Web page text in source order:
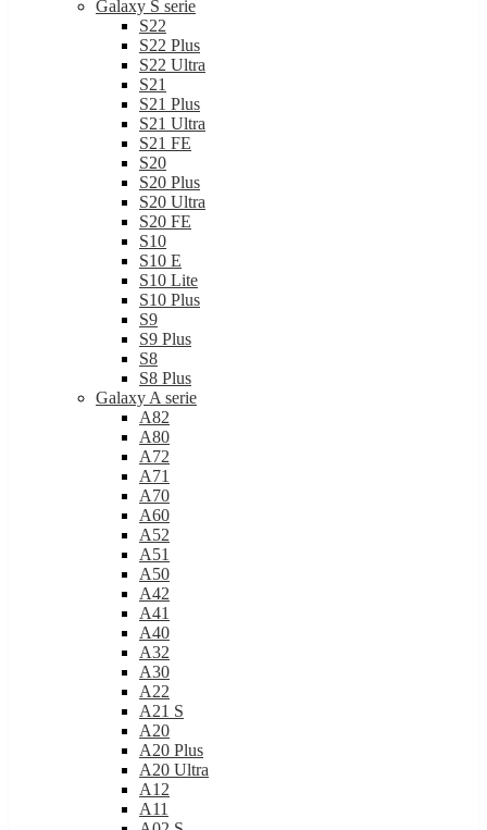
S22
S22 Plus
S22 Ultra
S21
S21 Plus
S21 Ultra
S21 FE
S20
S20 Plus
S20 Ultra
S20 FE
S10
S10 E
S10 Lite
S10 Plus
S9
S9 Plus
S8
S8 Plus
Galaxy A serie
A82
A80
A72
A71
A70
A60
A52
A51
A50
A42
A41
A40
A32
A30
A22
A21 S
A20
A20 Plus
A20 Ultra
A12
A11
A02 S